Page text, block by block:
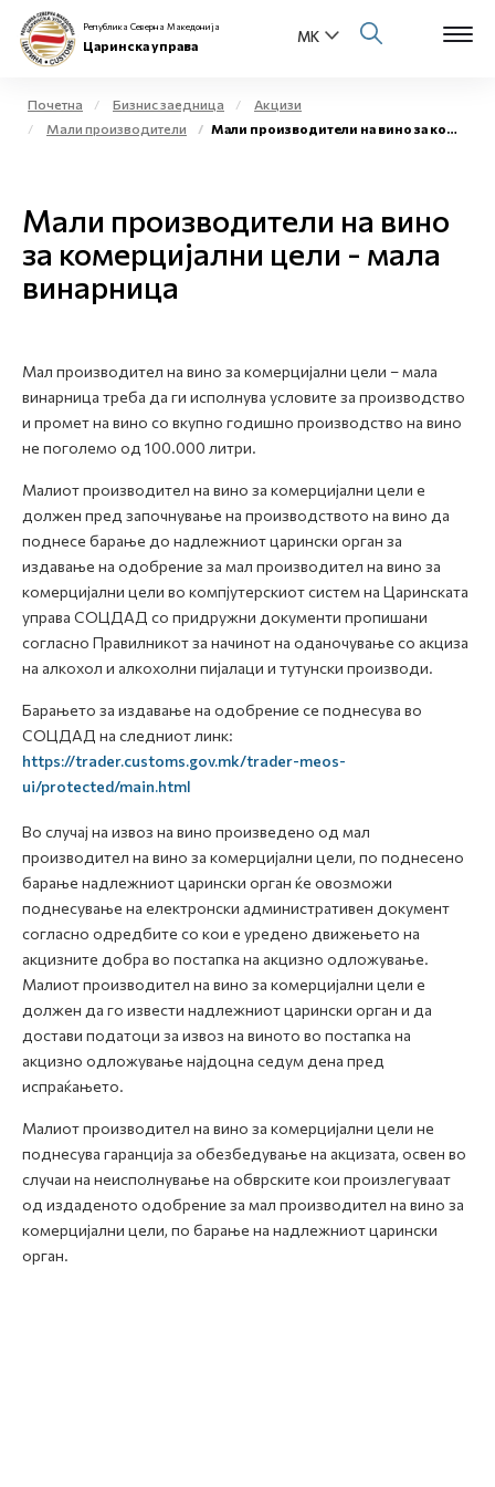
Физички лица
Бизнис заедница
Медиа центар
Контакт
Е-Весник
Република Северна Македонија
Царинска управа
Почетна Бизнис заедница
Акцизи
Мали производители
Мали производители на вино за комерцијални цели - мала винарница
Мали производители на вино
за комерцијални цели - мала
винарница
Мал производител на вино за комерцијални цели – мала
винарница треба да ги исполнува условите за производство
и промет на вино со вкупно годишно производство на вино
не поголемо од 100.000 литри.
Малиот производител на вино за комерцијални цели е
должен пред започнување на производството на вино да
поднесе барање до надлежниот царински орган за
издавање на одобрение за мал производител на вино за
комерцијални цели во компјутерскиот систем на Царинската
управа СОЦДАД со придружни документи пропишани
согласно Правилникот за начинот на оданочување со акциза
на алкохол и алкохолни пијалаци и тутунски производи.
Барањето за издавање на одобрение се поднесува во
СОЦДАД на следниот линк:
https://trader.customs.gov.mk/trader-meos-
ui/protected/main.html
Во случај на извоз на вино произведено од мал
производител на вино за комерцијални цели, по поднесено
барање надлежниот царински орган ќе овозможи
поднесување на електронски административен документ
согласно одредбите со кои е уредено движењето на
акцизните добра во постапка на акцизно одложување.
Малиот производител на вино за комерцијални цели е
должен да го извести надлежниот царински орган и да
достави податоци за извоз на виното во постапка на
акцизно одложување најдоцна седум дена пред
испраќањето.
Малиот производител на вино за комерцијални цели не
поднесува гаранција за обезбедување на акцизата, освен во
случаи на неисполнување на обврските кои произлегуваат
од издаденото одобрение за мал производител на вино за
комерцијални цели, по барање на надлежниот царински
орган.